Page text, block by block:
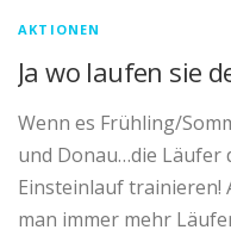
AKTIONEN
Ja wo laufen sie
Wenn es Frühling/
und Donau…die Läufer
Einsteinlauf trainieren!
man immer mehr